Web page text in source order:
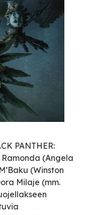
PANTHER:
Ramonda (Angela
(Winston
Milaje (mm.